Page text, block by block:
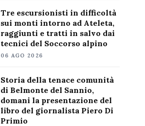
Tre escursionisti in difficoltà
sui monti intorno ad Ateleta,
raggiunti e tratti in salvo dai
tecnici del Soccorso alpino
06 AGO 2026
Storia della tenace comunità
di Belmonte del Sannio,
domani la presentazione del
libro del giornalista Piero Di
Primio